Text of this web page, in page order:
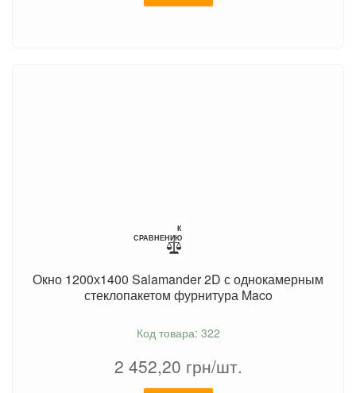
К
СРАВНЕНИЮ
Окно 1200х1400 Salamander 2D с однокамерным
стеклопакетом фурнитура Maco
Код товара: 322
2 452,20 грн/шт.